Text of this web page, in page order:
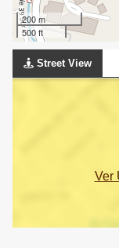
200 m
500 ft
Street View
Ver